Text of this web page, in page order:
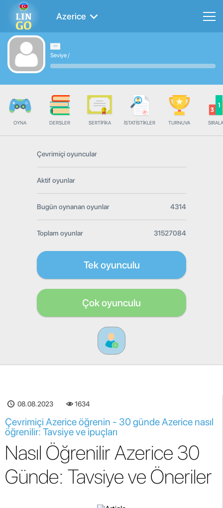
Azerice
Seviye/
OYNA DERSLER SERTIFIKA İSTATISTIKLER TURNUVA
Çevrimiçi oyuncular
Aktif oyunlar
Bugün oynanan oyunlar 4314
Toplam oyunlar 31527084
Tek oyunculu
Çok oyunculu
08.08.2023 1634
Çevrimiçi Azerice öğrenin - 30 günde Azerice nasıl
öğrenilir: Tavsiye ve ipuçları
Nasıl Öğrenilir Azerice 30
Günde: Tavsiye ve Öneriler